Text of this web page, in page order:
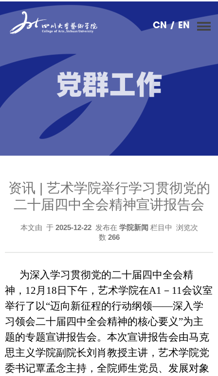
/ EN
CN
党群工作
资讯 | 艺术学院举行学习贯彻党的
二十届四中全会精神宣讲报告会
本文由 于 2025-12-22发布在 学院新闻 栏目中 浏览次
数 266
为深入学习贯彻党的二十届四中全会精
神，12月18日下午，艺术学院在A1－11会议室
举行了以“迈向新征程的行动纲领——深入学
习领会二十届四中全会精神的核心要义”为主
题的专题宣讲报告会。本次宣讲报告会由马克
思主义学院副院长刘肖教授主讲，艺术学院党
委书记覃孟念主持，全院师生党员、发展对象